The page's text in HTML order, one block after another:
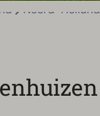
Noord-Holland